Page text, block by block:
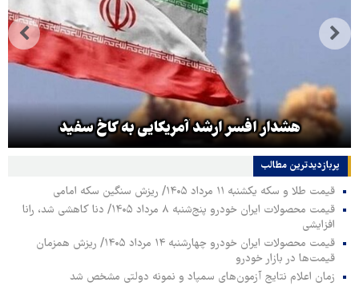
هشدار افسر ارشد آمریکایی به کاخ سفید
پربازدیدترین‌ مطالب
قیمت طلا و سکه یکشنبه ۱۱ مرداد ۱۴۰۵/ ریزش سنگین سکه امامی
قیمت محصولات ایران خودرو پنج‌شنبه ۸ مرداد ۱۴۰۵/ دنا کاهشی شد، رانا
افزایشی
قیمت محصولات ایران خودرو چهارشنبه ۱۴ مرداد ۱۴۰۵/ ریزش همزمان
قیمت‌ها در بازار خودرو
زمان اعلام نتایج آزمون‌های سمپاد و نمونه دولتی مشخص شد